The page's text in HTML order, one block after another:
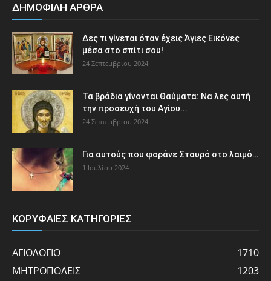
ΔΗΜΟΦΙΛΗ ΑΡΘΡΑ
Δες τι γίνεται όταν έχεις Άγιες Εικόνες
μέσα στο σπίτι σου!
24 Σεπτεμβρίου 2024
Τα βράδια γίνονται Θαύματα: Να λες αυτή
την προσευχή του Αγίου...
24 Σεπτεμβρίου 2024
Για αυτούς που φοράνε Σταυρό στο λαιμό…
1 Ιουλίου 2024
ΚΟΡΥΦΑΙΕΣ ΚΑΤΗΓΟΡΙΕΣ
ΑΓΙΟΛΟΓΙΟ
1710
ΜΗΤΡΟΠΟΛΕΙΣ
1203